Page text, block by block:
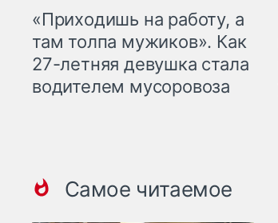
«Приходишь на работу, а
там толпа мужиков». Как
27-летняя девушка стала
водителем мусоровоза
Самое читаемое